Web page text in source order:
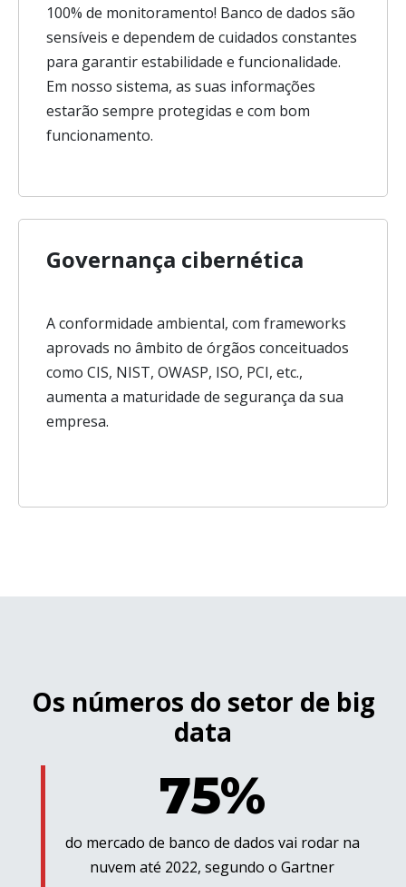
100% de monitoramento! Banco de dados são
sensíveis e dependem de cuidados constantes
para garantir estabilidade e funcionalidade.
Em nosso sistema, as suas informações
estarão sempre protegidas e com bom
funcionamento.
Governança cibernética
A conformidade ambiental, com frameworks
aprovads no âmbito de órgãos conceituados
como CIS, NIST, OWASP, ISO, PCI, etc.,
aumenta a maturidade de segurança da sua
empresa.
Os números do setor de big
data
75%
do mercado de banco de dados vai rodar na
nuvem até 2022, segundo o Gartner